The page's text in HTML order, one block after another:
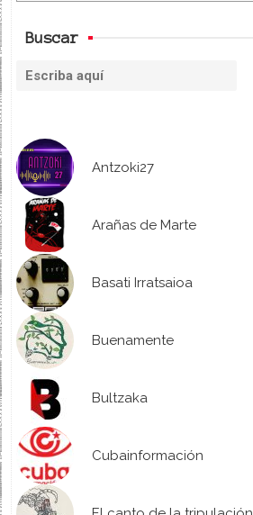
Buscar
Antzoki27
Arañas de Marte
Basati Irratsaioa
Buenamente
Bultzaka
Cubainformación